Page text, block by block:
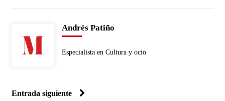
Andrés Patiño
Especialista en Cultura y ocio
Entrada siguiente